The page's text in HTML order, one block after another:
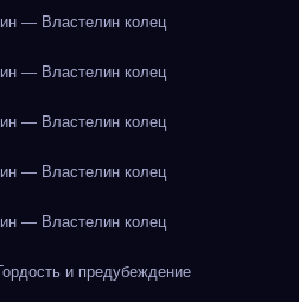
— Властелин колец
— Властелин колец
— Властелин колец
— Властелин колец
— Властелин колец
и предубеждение